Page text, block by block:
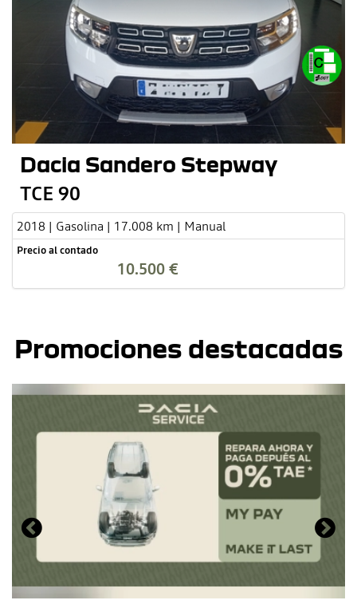
Dacia Sandero Stepway
TCE 90
2018 | Gasolina | 17.008 km | Manual
Precio al contado
10.500 €
Promociones destacadas